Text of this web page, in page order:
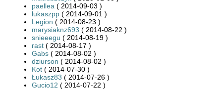
paellea ( 2014-09-03 )
lukaszpp ( 2014-09-01 )
Legion ( 2014-08-23 )
marysiaknz693 ( 2014-08-22 )
snieeegu ( 2014-08-19 )
rast ( 2014-08-17 )
Gabs ( 2014-08-02 )
dziurson ( 2014-08-02 )
Kot ( 2014-07-30 )
Łukasz83 ( 2014-07-26 )
Gucio12 ( 2014-07-22 )